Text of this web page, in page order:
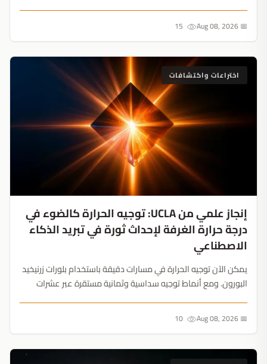
وخلايا شمسية فائقة الكفاءة....📅 Aug 08, 2026
اختراعات واكتشافات
إنجاز علمي من UCLA: توجيه الحرارة كالضوء في
درجة حرارة الغرفة لإحداث ثورة في تبريد الذكاء
الاصطناعي
يمكن الآن توجيه الحرارة في مسارات دقيقة باستخدام بلورات زرنيخيد
البورون. ومع أنماط توجيه سداسية وثمانية مستقرة عبر عشرات
📅 Aug 08, 2026